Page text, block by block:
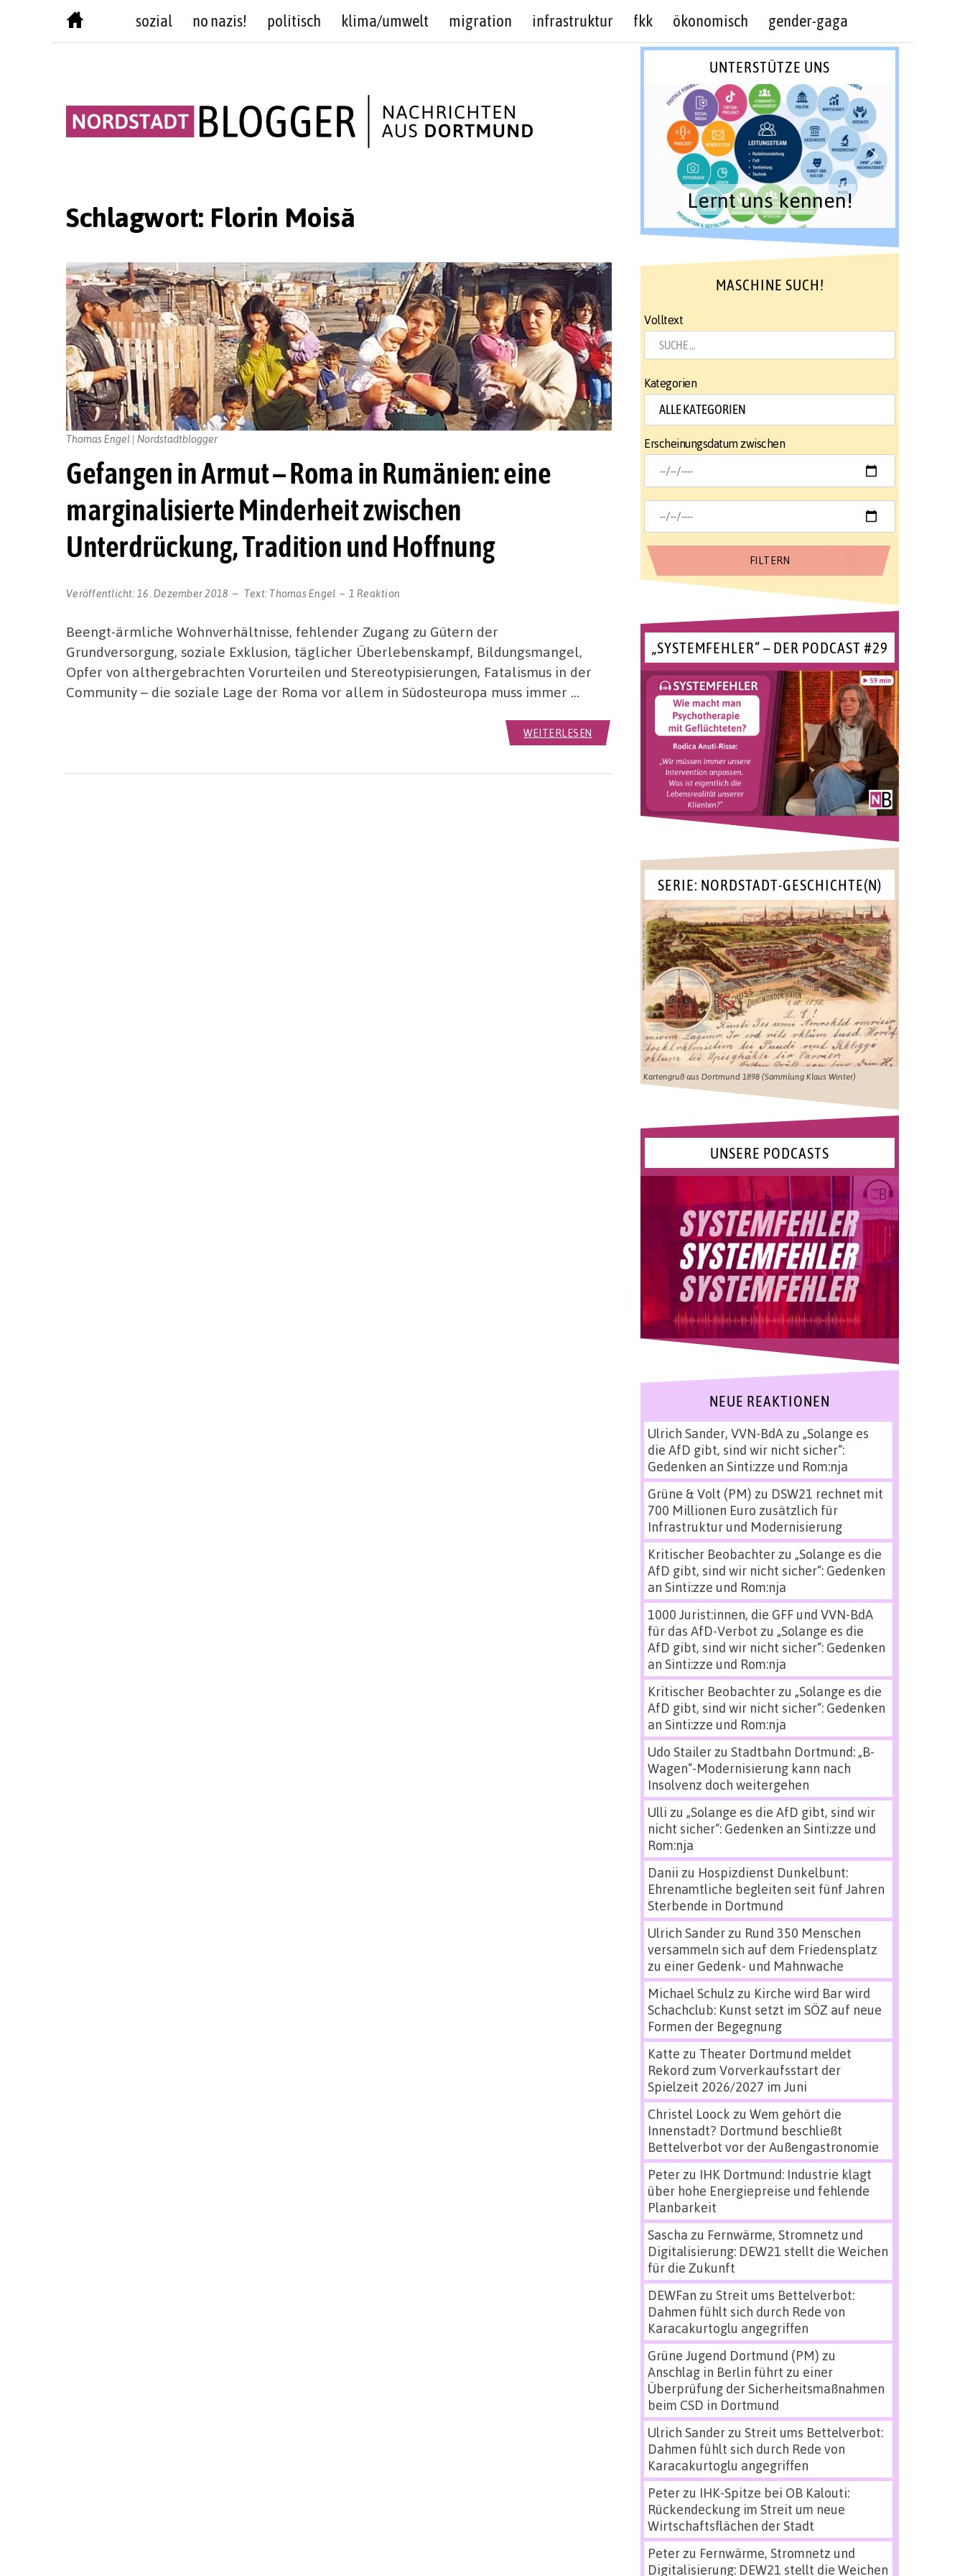
sozial no nazis! politisch klima/umwelt migration infrastruktur fkk ökonomisch gender-gaga
Schlagwort: Florin Moisă
Gefangen in Armut – Roma in Rumänien: eine
marginalisierte Minderheit zwischen
Unterdrückung, Tradition und Hoffnung
Veröffentlicht: 16. Dezember 2018 Text:Thomas Engel 1 Reaktion
Thomas Engel | Nordstadtblogger
Beengt-ärmliche Wohnverhältnisse, fehlender Zugang zu Gütern der
Grundversorgung, soziale Exklusion, täglicher Überlebenskampf, Bildungsmangel,
Opfer von althergebrachten Vorurteilen und Stereotypisierungen, Fatalismus in der
Community – die soziale Lage der Roma vor allem in Südosteuropa muss immer …
WEITERLESEN
UNTERSTÜTZE UNS
Lernt uns kennen!
MASCHINE SUCH!
Volltext
Kategorien
Erscheinungsdatum zwischen
„SYSTEMFEHLER“ – DER PODCAST #29
SERIE: NORDSTADT-GESCHICHTE(N)
Kartengruß aus Dortmund 1898 (Sammlung Klaus Winter)
UNSERE PODCASTS
NEUE REAKTIONEN
Ulrich Sander, VVN-BdAzu „Solange es
die AfD gibt, sind wir nicht sicher“:
Gedenken an Sinti:zze und Rom:nja
Grüne & Volt (PM) zu DSW21 rechnet mit
700 Millionen Euro zusätzlich für
Infrastruktur und Modernisierung
Kritischer Beobachterzu „Solange es die
AfD gibt, sind wir nicht sicher“: Gedenken
an Sinti:zze und Rom:nja
1000 Jurist:innen, die GFF und VVN-BdA
für das AfD-Verbot zu „Solange es die
AfD gibt, sind wir nicht sicher“: Gedenken
an Sinti:zze und Rom:nja
Kritischer Beobachterzu „Solange es die
AfD gibt, sind wir nicht sicher“: Gedenken
an Sinti:zze und Rom:nja
Udo Stailerzu Stadtbahn Dortmund: „B-
Wagen“-Modernisierung kann nach
Insolvenz doch weitergehen
Ulli zu „Solange es die AfD gibt, sind wir
nicht sicher“: Gedenken an Sinti:zze und
Rom:nja
Danii zu Hospizdienst Dunkelbunt:
Ehrenamtliche begleiten seit fünf Jahren
Sterbende in Dortmund
Ulrich Sanderzu Rund 350 Menschen
versammeln sich auf dem Friedensplatz
zu einer Gedenk- und Mahnwache
Michael Schulz zu Kirche wird Bar wird
Schachclub: Kunst setzt im SÖZ auf neue
Formen der Begegnung
Katte zu Theater Dortmund meldet
Rekord zum Vorverkaufsstart der
Spielzeit 2026/2027 im Juni
Christel Loock zu Wem gehört die
Innenstadt? Dortmund beschließt
Bettelverbot vor der Außengastronomie
Peterzu IHK Dortmund: Industrie klagt
über hohe Energiepreise und fehlende
Planbarkeit
Sascha zu Fernwärme, Stromnetz und
Digitalisierung: DEW21 stellt die Weichen
für die Zukunft
DEWFan zu Streit ums Bettelverbot:
Dahmen fühlt sich durch Rede von
Karacakurtoglu angegriffen
Grüne Jugend Dortmund (PM) zu
Anschlag in Berlin führt zu einer
Überprüfung der Sicherheitsmaßnahmen
beim CSD in Dortmund
Ulrich Sanderzu Streit ums Bettelverbot:
Dahmen fühlt sich durch Rede von
Karacakurtoglu angegriffen
Peterzu IHK-Spitze bei OB Kalouti:
Rückendeckung im Streit um neue
Wirtschaftsflächen der Stadt
Peterzu Fernwärme, Stromnetz und
Digitalisierung: DEW21 stellt die Weichen